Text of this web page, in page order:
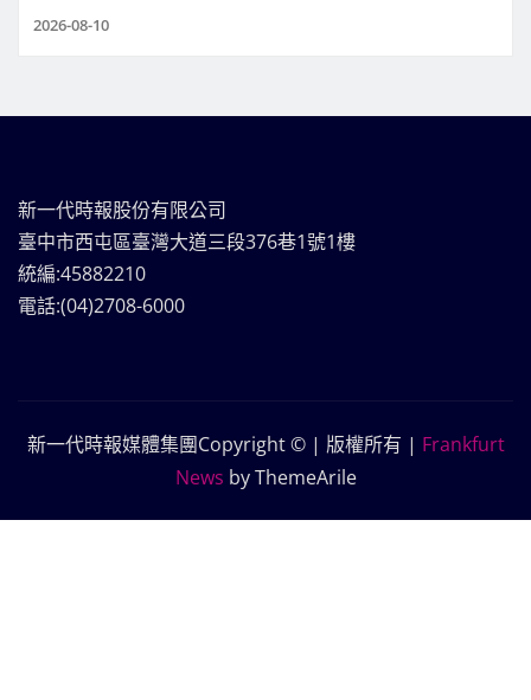
2026-08-10
新一代時報股份有限公司
臺中市西屯區臺灣大道三段376巷1號1樓
統編:45882210
電話:(04)2708-6000
新一代時報媒體集團Copyright © | 版權所有 | Frankfurt
News by ThemeArile